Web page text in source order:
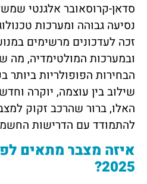
סדאן-קרוסאובר אלגנטי
נסיעה גבוהה ומערכות
זכה לעדכונים מרשימים
ובמערכות המולטימדיה, מה
הבחירות הפופולריות
שילוב בין עוצמה, יוקרה
האלו, ברור שהרכב זקוק
להתמודד עם הדרישות
2025?